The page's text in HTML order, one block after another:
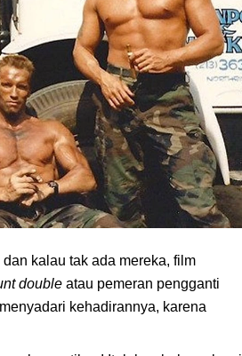
kalau tak ada mereka, film
double atau pemeran pengganti
kehadirannya, karena